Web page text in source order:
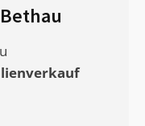
Bethau